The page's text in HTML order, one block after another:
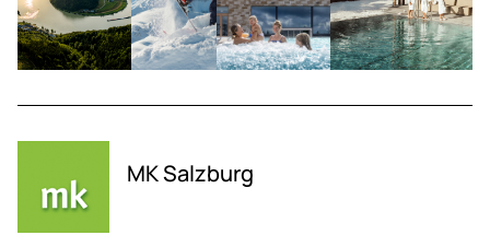
MK Salzburg